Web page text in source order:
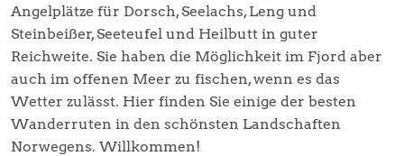
Angelplätze für Dorsch, Seelachs, Leng und
Steinbeißer, Seeteufel und Heilbutt in guter
Reichweite. Sie haben die Möglichkeit im Fjord aber
auch im offenen Meer zu fischen, wenn es das
Wetter zulässt. Hier finden Sie einige der besten
Wanderruten in den schönsten Landschaften
Norwegens. Willkommen!